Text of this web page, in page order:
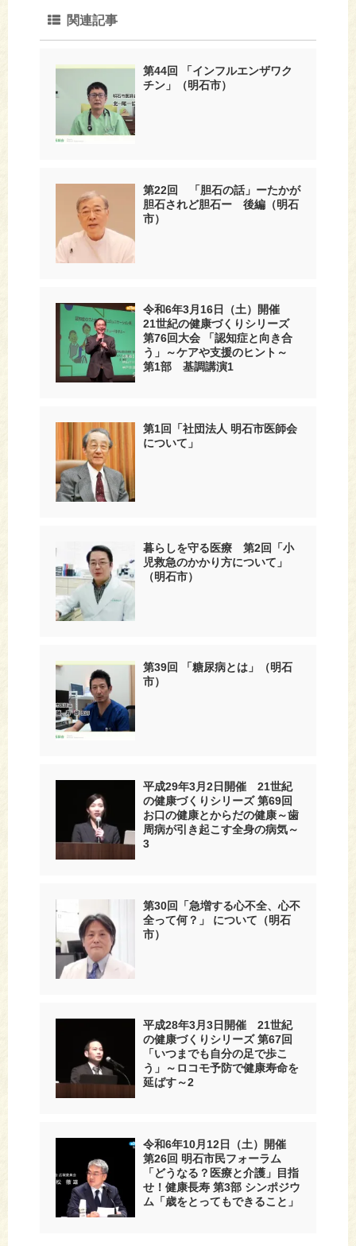
関連記事
第44回 「インフルエンザワク
チン」（明石市）
第22回 「胆石の話」ーたかが
胆石されど胆石ー 後編（明石
市）
令和6年3月16日（土）開催
21世紀の健康づくりシリーズ
第76回大会 「認知症と向き合
う」～ケアや支援のヒント～
第1部 基調講演1
第1回「社団法人 明石市医師会
について」
暮らしを守る医療 第2回「小
児救急のかかり方について」
（明石市）
第39回 「糖尿病とは」（明石
市）
平成29年3月2日開催 21世紀
の健康づくりシリーズ 第69回
お口の健康とからだの健康～歯
周病が引き起こす全身の病気～
3
第30回「急増する心不全、心不
全って何？」 について（明石
市）
平成28年3月3日開催 21世紀
の健康づくりシリーズ 第67回
「いつまでも自分の足で歩こ
う」～ロコモ予防で健康寿命を
延ばす～2
令和6年10月12日（土）開催
第26回 明石市民フォーラム
「どうなる？医療と介護」目指
せ！健康長寿 第3部 シンポジウ
ム「歳をとってもできること」